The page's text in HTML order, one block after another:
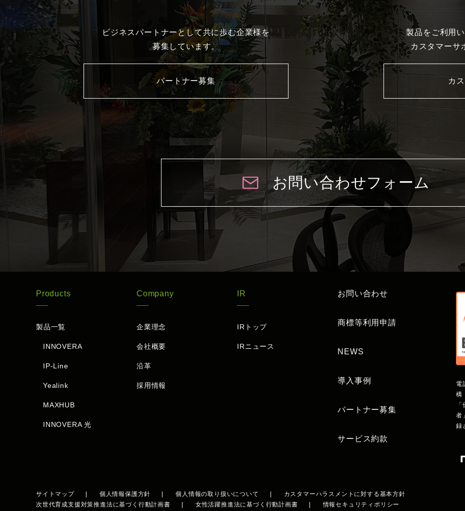
ビジネスパートナーとして共に歩む企業様を
募集しています。
パートナー募集
製品をご利用
カスタマーサ
カ
お問い合わせフォーム
Products
製品一覧
INNOVERA
IP-Line
Yealink
MAXHUB
INNOVERA 光
Company
企業理念
会社概要
沿革
採用情報
IR
IRトップ
IRニュース
お問い合わせ
商標等利用申請
NEWS
導入事例
パートナー募集
サービス約款
電
構
者
録
サイトマップ 個人情報保護方針 個人情報の取り扱いについて
カスタマーハラスメントに対する基本方針
次世代育成支援対策推進法に基づく行動計画書
女性活躍推進法に基づく行動計画書 情報セキュリティポリシー